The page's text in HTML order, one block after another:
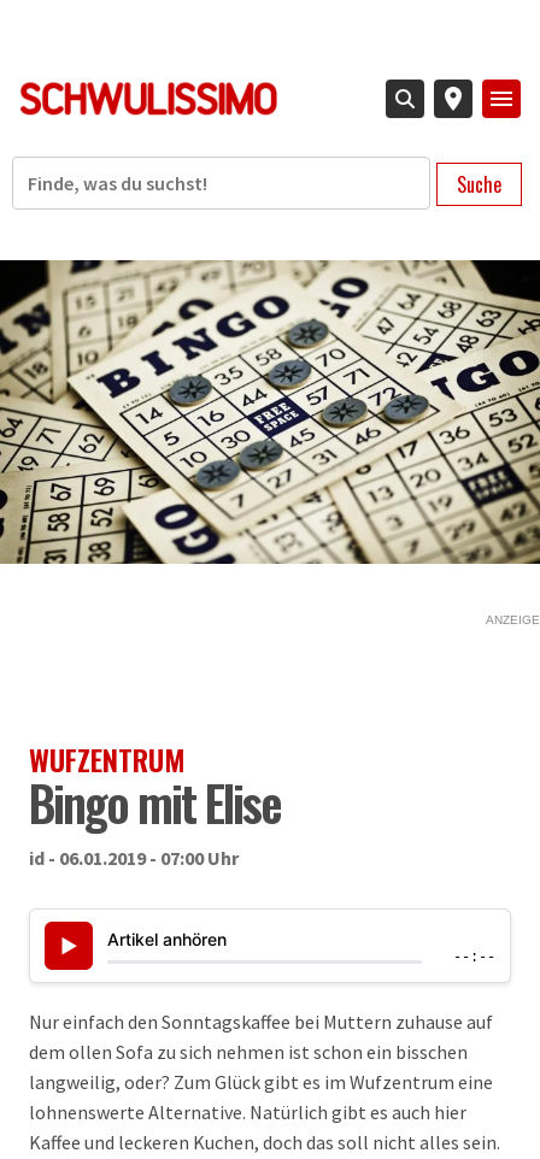
Suche
ANZEIGE
WUFZENTRUM
Bingo mit Elise
id - 06.01.2019 - 07:00 Uhr
▶ Artikel anhören
--:--
Nur einfach den Sonntagskaffee bei Muttern zuhause auf
dem ollen Sofa zu sich nehmen ist schon ein bisschen
langweilig, oder? Zum Glück gibt es im Wufzentrum eine
lohnenswerte Alternative. Natürlich gibt es auch hier
Kaffee und leckeren Kuchen, doch das soll nicht alles sein.